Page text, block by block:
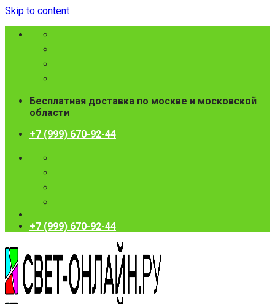
Skip to content
Бесплатная доставка по москве и московской
области
+7 (999) 670-92-44
+7 (999) 670-92-44